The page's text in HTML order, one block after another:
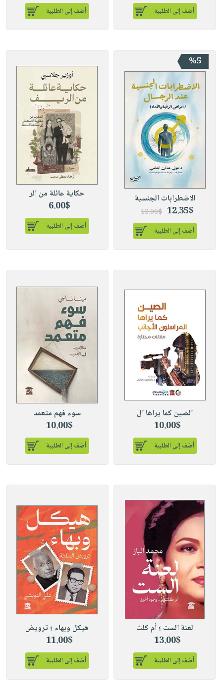
أضف إلى الطلبية أضف إلى الطلبية
%5
الاضطرابات الجنسية
12.35$
13.00$
أضف إلى الطلبية
حكاية عائلة من الر
6.00$
أضف إلى الطلبية
الصين كما يراها ال
10.00$
أضف إلى الطلبية
سوء فهم متعمد
10.00$
أضف إلى الطلبية
لعنة الست ؛ أم كلث
13.00$
أضف إلى الطلبية
هيكل وبهاء ؛ ترويض
11.00$
أضف إلى الطلبية